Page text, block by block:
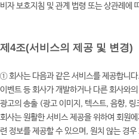
비자 보호지침 및 관계 법령 또는 상관례에
제4조(서비스의 제공 및 변경)
①회사는 다음과 같은 서비스를 제공합니다.
이벤트 등 회사가 개발하거나 다른 회사와
광고의 송출 (광고 이미지, 텍스트, 음향, 링
회사는 원활한 서비스 제공을 위하여 회원
련 정보를 제공할 수 있으며, 원치 않는 경